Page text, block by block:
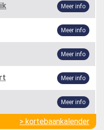
Meer info
Meer info
Meer info
Meer info
Meer info
> kortebaankalender